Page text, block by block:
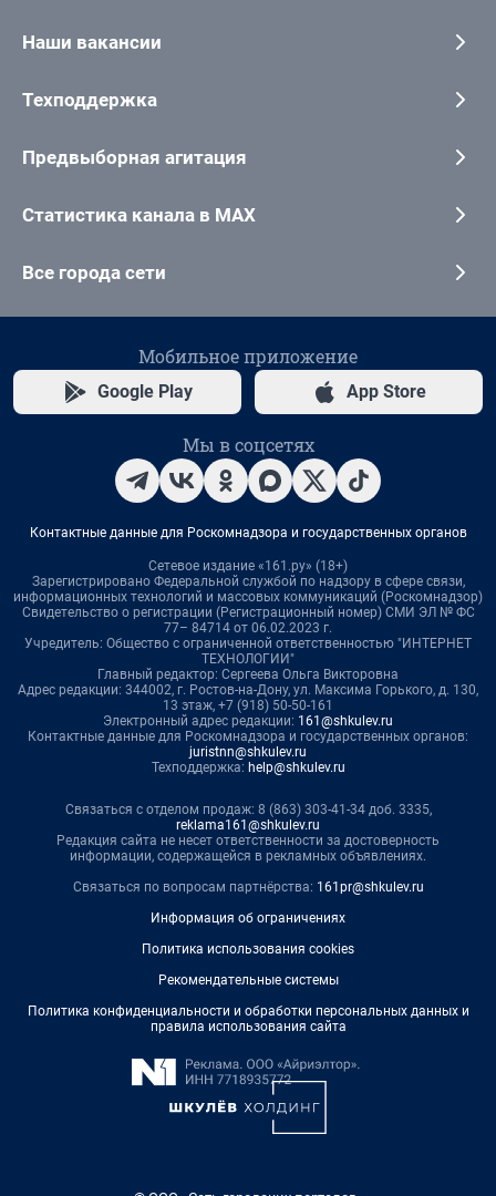
Наши вакансии
Техподдержка
Предвыборная агитация
Статистика канала в MAX
Все города сети
Мобильное приложение
Google Play App Store
Мы в соцсетях
Контактные данные для Роскомнадзора и государственных органов
Сетевое издание «161.ру» (18+)
Зарегистрировано Федеральной службой по надзору в сфере связи,
информационных технологий и массовых коммуникаций (Роскомнадзор)
Свидетельство о регистрации (Регистрационный номер) СМИ ЭЛ № ФС
77– 84714 от 06.02.2023 г.
Учредитель: Общество с ограниченной ответственностью "ИНТЕРНЕТ
ТЕХНОЛОГИИ"
Главный редактор: Сергеева Ольга Викторовна
Адрес редакции: 344002, г. Ростов-на-Дону, ул. Максима Горького, д. 130,
13 этаж, +7 (918) 50-50-161
Электронный адрес редакции: 161@shkulev.ru
Контактные данные для Роскомнадзора и государственных органов:
juristnn@shkulev.ru
Техподдержка: help@shkulev.ru
Связаться с отделом продаж: 8 (863) 303-41-34 доб. 3335,
reklama161@shkulev.ru
Редакция сайта не несет ответственности за достоверность
информации, содержащейся в рекламных объявлениях.
Связаться по вопросам партнёрства: 161pr@shkulev.ru
Информация об ограничениях
Политика использования cookies
Рекомендательные системы
Политика конфиденциальности и обработки персональных данных и
правила использования сайта